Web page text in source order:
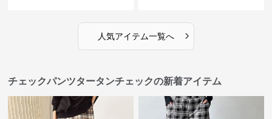
人気アイテム一覧へ ›
チェックパンツタータンチェックの新着アイテム